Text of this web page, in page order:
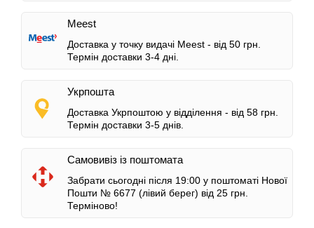
Meest
Доставка у точку видачі Meest - від 50 грн.
Термін доставки 3-4 дні.
Укрпошта
Доставка Укрпоштою у відділення - від 58 грн.
Термін доставки 3-5 днів.
Самовивіз із поштомата
Забрати сьогодні після 19:00 у поштоматі Нової
Пошти № 6677 (лівий берег) від 25 грн.
Терміново!